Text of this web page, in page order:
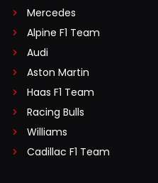
Mercedes
Alpine F1 Team
Audi
Aston Martin
Haas F1 Team
Racing Bulls
Williams
Cadillac F1 Team